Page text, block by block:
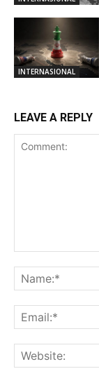
INTERNASIONAL
LEAVE A REPLY